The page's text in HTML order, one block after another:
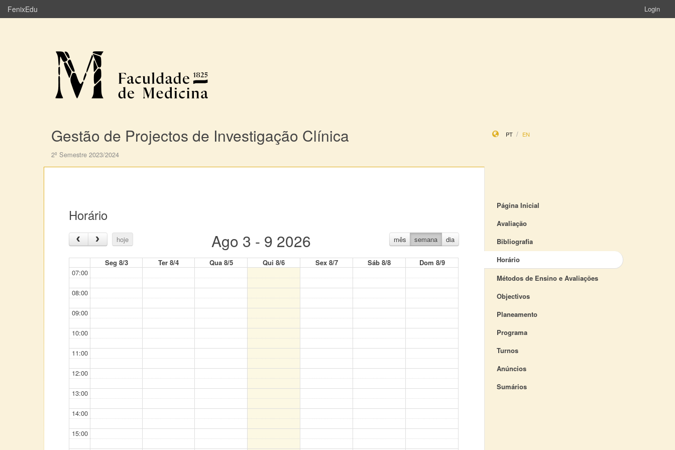
FenixEdu Login
Gestão de Projectos de Investigação Clínica
2º Semestre 2023/2024
PT EN
Horário
hoje mês semana dia
Ago 3 - 9 2026
Seg 8/3 Ter 8/4 Qua 8/5 Qui 8/6 Sex 8/7 Sáb 8/8
Dom 8/9
07:00
08:00
09:00
10:00
11:00
12:00
13:00
14:00
15:00
Página Inicial
Avaliação
Bibliografia
Horário
Métodos de Ensino e Avaliações
Objectivos
Planeamento
Programa
Turnos
Anúncios
Sumários